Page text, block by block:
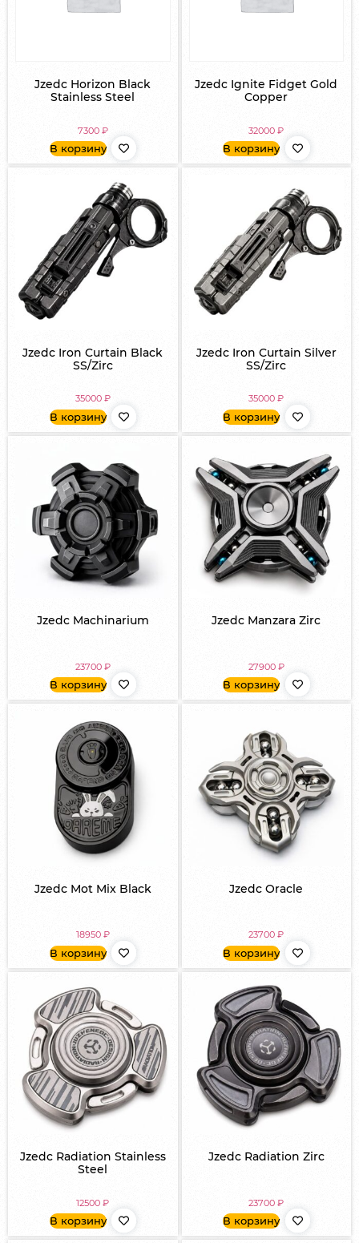
Jzedc Horizon Black
Stainless Steel
7300 ₽
В корзину
Jzedc Ignite Fidget Gold
Copper
32000₽
В корзину
Jzedc Iron Curtain Black
SS/Zirc
35000 ₽
В корзину
Jzedc Iron Curtain Silver
SS/Zirc
35000₽
В корзину
Jzedc Machinarium
23700 ₽
В корзину
Jzedc Manzara Zirc
27900 ₽
В корзину
Jzedc Mot Mix Black
18950 ₽
В корзину
Jzedc Oracle
23700₽
В корзину
Jzedc Radiation Stainless
Steel
12500₽
В корзину
Jzedc Radiation Zirc
23700₽
В корзину